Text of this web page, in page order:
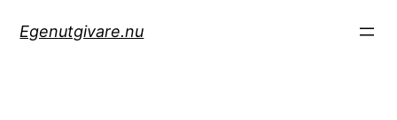
Egenutgivare.nu